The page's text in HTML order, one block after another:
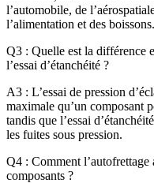
l’automobile, de
l’alimentation et des boissons.
Q3 : Quelle est la différence
l’essai d’étanchéité ?
A3 : L’essai de pression
maximale qu’un composant
tandis que l’essai
les fuites sous pression.
Q4 : Comment
composants ?